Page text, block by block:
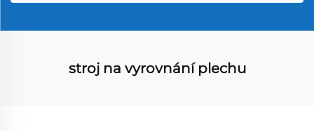
stroj na vyrovnání plechu